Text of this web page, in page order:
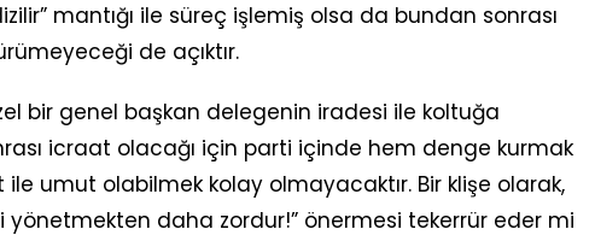
mantığı ile süreç işlemiş olsa da bundan sonrası
de açıktır.
bir genel başkan delegenin iradesi ile koltuğa
icraat olacağı için parti içinde hem denge kurmak
umut olabilmek kolay olmayacaktır. Bir klişe olarak,
yönetmekten daha zordur!” önermesi tekerrür eder mi